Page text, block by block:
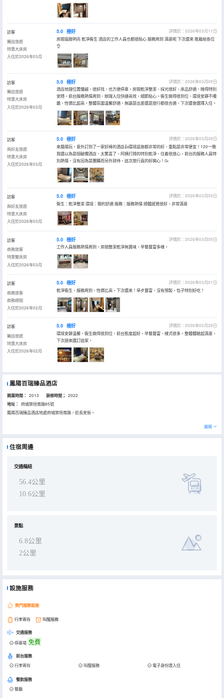
訪客
獨自旅遊
特惠大床房
入住於2026年03月
5.0 極好
評價於：2026年03月11日
房間寬敞明亮 乾淨衞生 酒店的工作人員也都很貼心 服務周到 滿意呢 下次還來 推薦給各位
👌
訪客
獨自旅遊
特惠大床房
入住於2026年03月
5.0 極好
評價於：2026年03月09日
酒店地理位置優越，很好找，也方便停車。房間乾淨整潔、採光很好，床品舒適，睡得特別
安穩。前台服務熱情周到，辦理入住快捷高效，細節貼心。衞生做得很到位，環境安靜不嘈
雜，性價比超高。整體氛圍温馨舒適，無論是出差還是旅行都很合適，下次還會選擇入住。
訪客
與好友旅遊
特惠大床房
入住於2026年03月
5.0 極好
評價於：2026年03月09日
來鳳陽玩，意外訂到了一家好棒的酒店👍環境設施都非常的好，重點是非常便宜！120一晚
我還以為是個破爛酒店，太驚喜了，阿姨打掃的特別乾淨，住着很放心，前台的服務人員特
別熱情，沒有因為是團購而另外對待，這次旅行真的好開心！🥳
訪客
與好友旅遊
特惠大床房
入住於2026年03月
5.0 極好
評價於：2026年03月05日
衞生：乾淨整潔 環境：簡約舒適 服務：服務熱情 總體感覺很好，非常滿意
訪客
商務旅客
特惠雙床房
入住於2026年03月
5.0 極好
評價於：2026年03月05日
工作人員服務熱情周到，房間整潔乾淨無異味，早餐豐富多樣。
訪客
商務旅客
商務標間
入住於2026年02月
5.0 極好
評價於：2026年03月01日
乾淨衞生，服務周到，性價比高，下次還來！旱歺豐富，沒有預製，包子特別好吃！
訪客
獨自旅遊
特惠大床房
入住於2026年02月
5.0 極好
評價於：2026年02月28日
環境安靜温馨，衞生做得很到位，前台態度超好，早餐豐富，樣式很多。整體體驗超滿意，
下次過來還訂這家。
鳳陽百瑞臻品酒店
開業時間： 2013 装修時間； 2022
地址：
府城禁垣南路85號
鳳陽百瑞臻品酒店地處府城禁垣南路，近長安街。
展開
住宿周邊
交通樞紐
56.4公里
10.6公里
景點
6.8公里
2公里
設施服務
熱門服務設施
行李寄存 叫醒服務
交通服務
停車場 免費
前台服務
行李寄存 叫醒服務 電子身份證入住
餐飲服務
餐廳